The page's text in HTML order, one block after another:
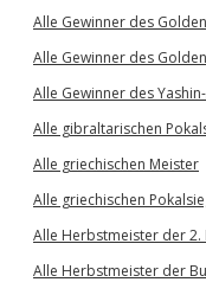
Alle Gewinner des
Alle Gewinner des
Alle Gewinner des
Alle gibraltarischen
Alle griechischen Meister
Alle griechischen
Alle Herbstmeister der 2.
Alle Herbstmeister der